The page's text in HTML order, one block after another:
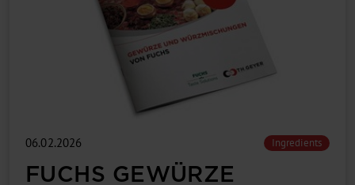
06.02.2026 Ingredients
FUCHS GEWÜRZE